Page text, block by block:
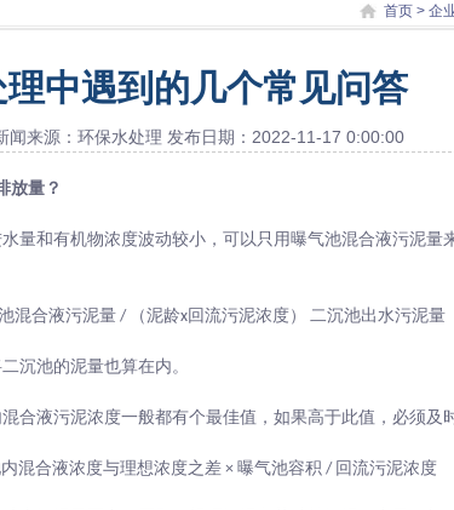
首页 > 企
中遇到的几个常见问答
闻来源：环保水处理 发布日期：2022-11-17 0:00:00
放量？
量和有机物浓度波动较小，可以只用曝气池混合液污泥量
混合液污泥量 / （泥龄x回流污泥浓度） 二沉池出水污泥量
沉池的泥量也算在内。
合液污泥浓度一般都有个最佳值，如果高于此值，必须及
混合液浓度与理想浓度之差 × 曝气池容积 / 回流污泥浓度